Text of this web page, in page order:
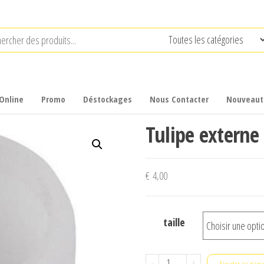
Promo Déstockages Nous Contacter
Tulipe
€ 4,00
taille